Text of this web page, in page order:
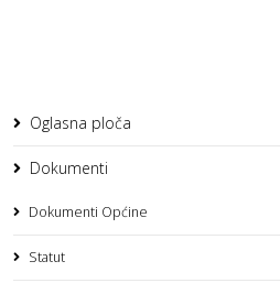
Oglasna ploča
Dokumenti
Dokumenti Općine
Statut